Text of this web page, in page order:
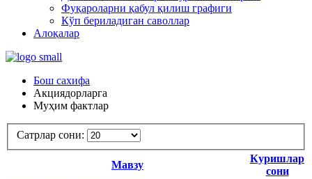
Фуқароларни қабул қилиш графиги
Кўп бериладиган саволлар
Алоқалар
Бош сахифа
Акциядорларга
Муҳим фактлар
Сатрлар сони:
Мавзу
Куришлар
сони